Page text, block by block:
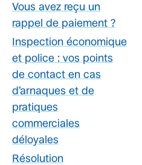
Vous avez reçu un
rappel de paiement ?
Inspection économique
et police : vos points
de contact en cas
d’arnaques et de
pratiques
commerciales
déloyales
Résolution